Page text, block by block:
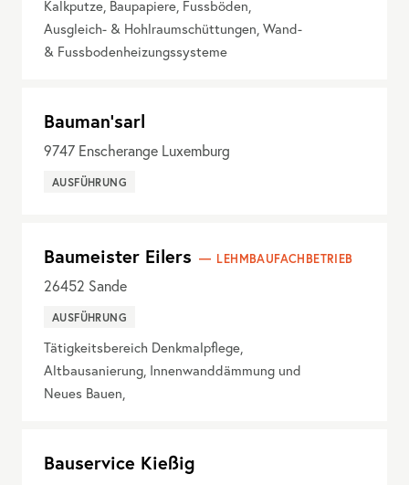
Kalkputze, Baupapiere, Fussböden,
Ausgleich- & Hohlraumschüttungen, Wand-
& Fussbodenheizungssysteme
Bauman'sarl
9747 Enscherange Luxemburg
AUSFÜHRUNG
Baumeister Eilers LEHMBAUFACHBETRIEB
26452 Sande
AUSFÜHRUNG
Tätigkeitsbereich Denkmalpflege,
Altbausanierung, Innenwanddämmung und
Neues Bauen,
Bauservice Kießig